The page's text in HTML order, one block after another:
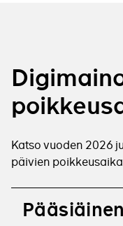
Katso vuoden 2026
päivien
Pääsiäinen